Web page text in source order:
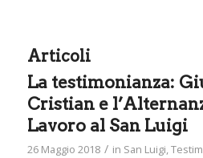
Articoli
La testimonianza:
Cristian e
Lavoro al San Luigi
26 Maggio 2018 / in San Luigi,